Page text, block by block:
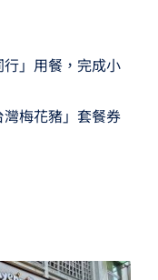
」用餐，完成小
梅花豬」套餐券